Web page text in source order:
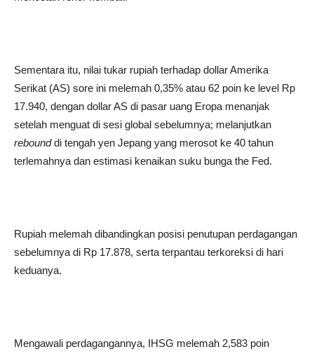
Sementara itu, nilai tukar rupiah terhadap dollar Amerika
Serikat (AS) sore ini melemah 0,35% atau 62 poin ke level Rp
17.940, dengan dollar AS di pasar uang Eropa menanjak
setelah menguat di sesi global sebelumnya; melanjutkan
rebounddi tengah yen Jepang yang merosot ke 40 tahun
terlemahnya dan estimasi kenaikan suku bunga the Fed.
Rupiah melemah dibandingkan posisi penutupan perdagangan
sebelumnya di Rp 17.878, serta terpantau terkoreksi di hari
keduanya.
Mengawali perdagangannya, IHSG melemah 2,583 poin